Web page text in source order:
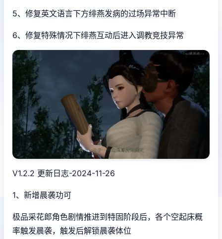
5、修复英文语言下方绯燕发病的过场异常中断
6、修复特殊情况下绯燕互动后进入调教竞技异常
V1.2.2 更新日志-2024-11-26
1、新增晨袭功可
极品采花郎角色剧情推进到特固阶段后，各个空起床概
率触发晨袭，触发后解锁晨袭体位